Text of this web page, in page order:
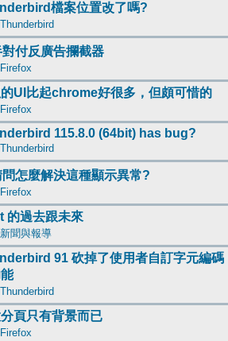
檔案位置改了嗎?
Thunderbird
對付反廣告攔截器
Firefox
UI比起chrome好很多，但頗可惜的
Firefox
115.8.0 (64bit) has bug?
Thunderbird
問怎麼解決這種顯示異常?
Firefox
的過去跟未來
新聞與報導
91 砍掉了使用者自訂字元編碼
Thunderbird
頁只有背景而已
Firefox